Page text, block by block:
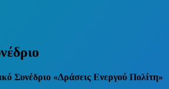
Συνέδριο «Δράσεις Ενεργού Πολίτη»